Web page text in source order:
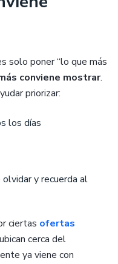
solo poner “lo que más
conviene mostrar.
priorizar:
los días
y recuerda al
ciertas ofertas
cerca del
ya viene con